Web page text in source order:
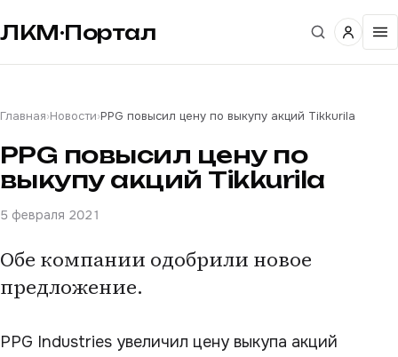
ЛКМ·Портал
Главная›Новости›PPG повысил цену по выкупу акций Tikkurila
PPG повысил цену по
выкупу акций Tikkurila
5 февраля 2021
Обе компании одобрили новое
предложение.
PPG Industries увеличил цену выкупа акций